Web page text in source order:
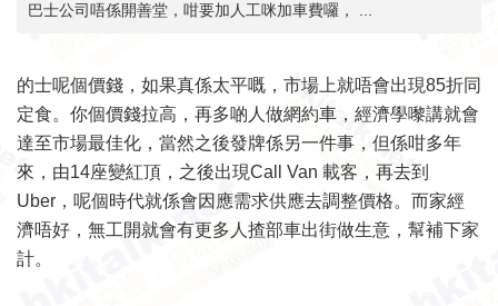
巴士公司唔係開善堂，咁要加人工咪加車費囉， ...
的士呢個價錢，如果真係太平嘅，市場上就唔會出現85折同
定食。你個價錢拉高，再多啲人做網約車，經濟學嚟講就會
達至市場最佳化，當然之後發牌係另一件事，但係咁多年
來，由14座變紅頂，之後出現Call Van 載客，再去到
Uber，呢個時代就係會因應需求供應去調整價格。而家經
濟唔好，無工開就會有更多人揸部車出街做生意，幫補下家
計。